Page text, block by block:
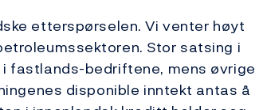
etterspørselen. Vi venter høyt
Stor satsing i
fastlands-bedriftene, mens øvrige
disponible inntekt antas å